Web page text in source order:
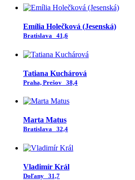
Emília Holečková (Jesenská)
Bratislava 41,6
Tatiana Kuchárová
Praha, Prešov 38,4
Marta Matus
Bratislava 32,4
Vladimír Král
Doľany 31,7